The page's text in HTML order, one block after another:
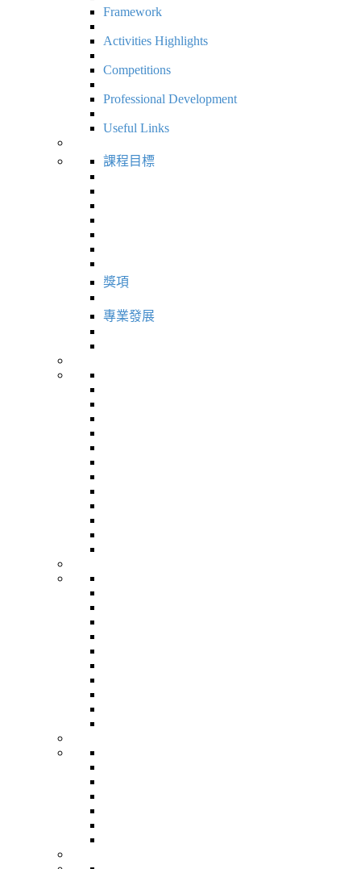
Framework
Activities Highlights
Competitions
Professional Development
Useful Links
課程目標
獎項
專業發展